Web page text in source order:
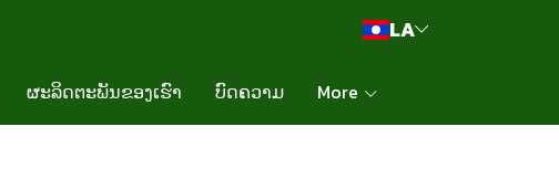
LA
ຜະລິດຕະພັນຂອງເຮົາ ບົດຄວາມ More